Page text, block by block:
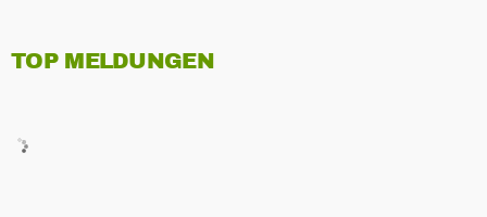
TOP MELDUNGEN